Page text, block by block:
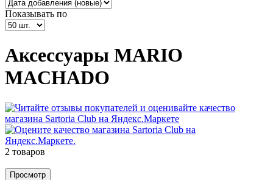
Показывать по
Аксессуары MARIO
MACHADO
2 товаров
Просмотр